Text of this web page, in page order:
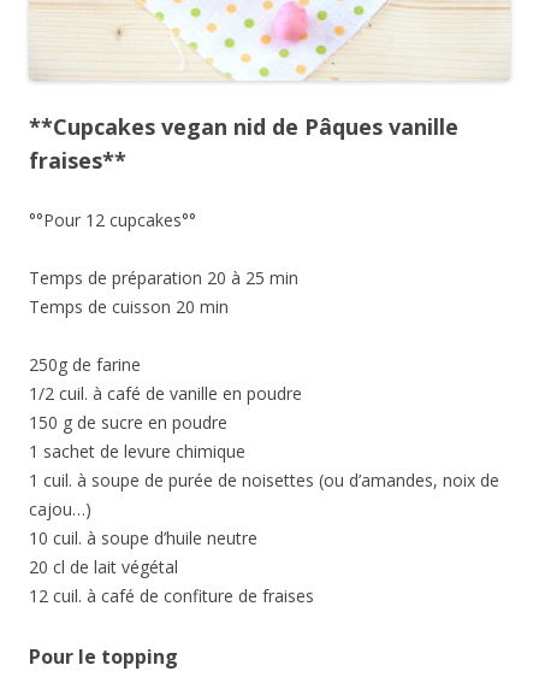
**Cupcakes vegan nid de Pâques vanille
fraises**
°°Pour 12 cupcakes°°
Temps de préparation 20 à 25 min
Temps de cuisson 20 min
250g de farine
1/2 cuil. à café de vanille en poudre
150 g de sucre en poudre
1 sachet de levure chimique
1 cuil. à soupe de purée de noisettes (ou d’amandes, noix de
cajou…)
10 cuil. à soupe d’huile neutre
20 cl de lait végétal
12 cuil. à café de confiture de fraises
Pour le topping